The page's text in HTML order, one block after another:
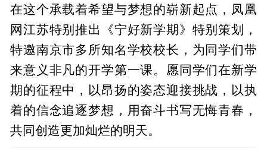
在这个承载着希望与梦想的崭新起点，凤凰
网江苏特别推出《宁好新学期》特别策划，
特邀南京市多所知名学校校长，为同学们带
来意义非凡的开学第一课。愿同学们在新学
期的征程中，以昂扬的姿态迎接挑战，以执
着的信念追逐梦想，用奋斗书写无悔青春，
共同创造更加灿烂的明天。